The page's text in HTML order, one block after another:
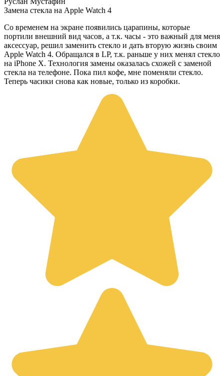
Замена стекла на Apple Watch 4
Со временем на экране появились царапины, которые
портили внешний вид часов, а т.к. часы - это важный для меня
аксессуар, решил заменить стекло и дать вторую жизнь своим
Apple Watch 4. Обращался в LP, т.к. раньше у них менял стекло
на iPhone X. Технология замены оказалась схожей с заменой
стекла на телефоне. Пока пил кофе, мне поменяли стекло.
Теперь часики снова как новые, только из коробки.